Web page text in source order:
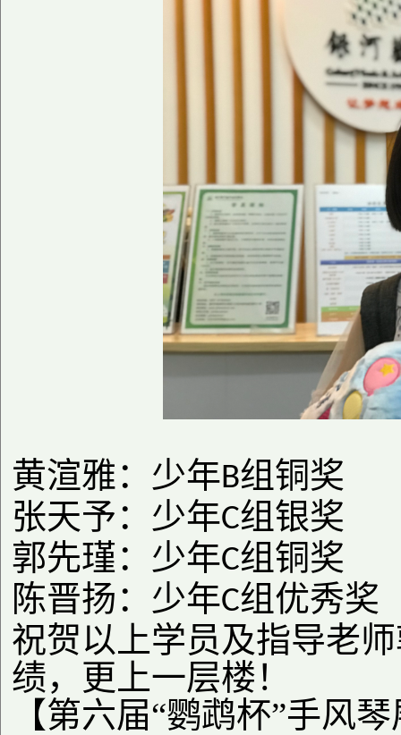
黄渲雅：少年B组铜奖
张天予：少年C组银奖
郭先瑾：少年C组铜奖
陈晋扬：少年C组优秀奖
祝贺以上学员及指导老
绩，更上一层楼！
【第六届“鹦鹉杯”手风